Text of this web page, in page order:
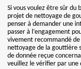
Si vous voulez être sûr
projet de nettoyage de
penser à demander une
passer à l’engagement
vivement recommandé de
nettoyage de la gouttière
de donnée reçue
veuillez le vérifier par une